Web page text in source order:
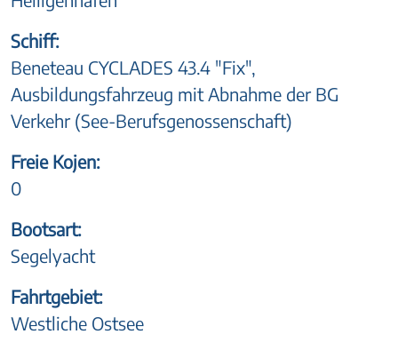
Schiff:
Beneteau CYCLADES 43.4 "Fix",
Ausbildungsfahrzeug mit Abnahme der BG
Verkehr (See-Berufsgenossenschaft)
Freie Kojen:
0
Bootsart:
Segelyacht
Fahrtgebiet:
Westliche Ostsee